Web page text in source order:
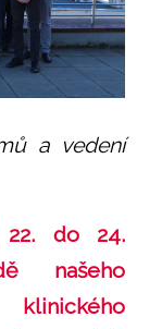
a vedení
do 24.
našeho